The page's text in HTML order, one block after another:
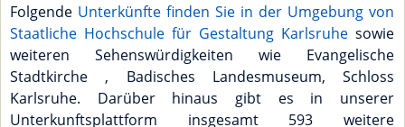
Folgende Unterkünfte finden Sie in der Umgebung von
Staatliche Hochschule für Gestaltung Karlsruhe sowie
weiteren Sehenswürdigkeiten wie Evangelische
Stadtkirche , Badisches Landesmuseum, Schloss
Karlsruhe. Darüber hinaus gibt es in unserer
Unterkunftsplattform insgesamt 593 weitere